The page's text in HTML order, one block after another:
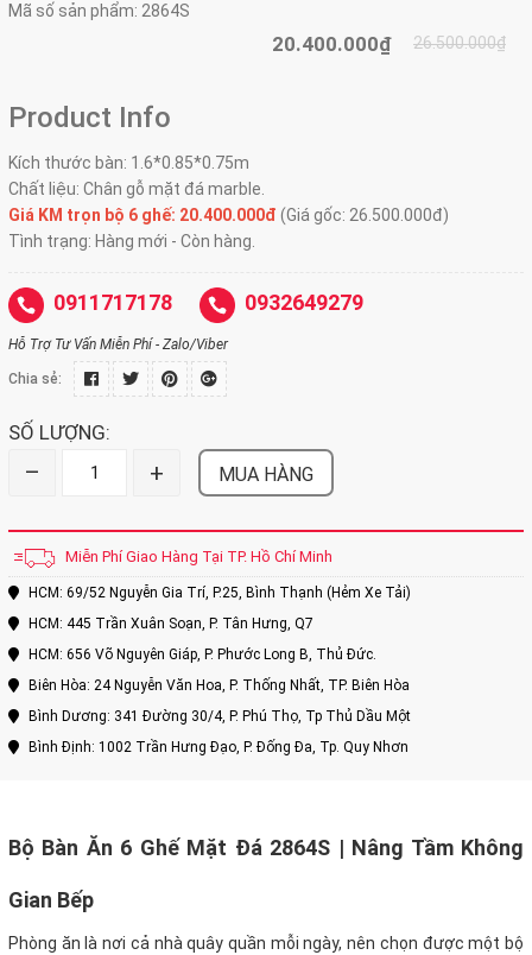
Mã số sản phẩm: 2864S
20.400.000₫ 26.500.000₫
Product Info
Kích thước bàn: 1.6*0.85*0.75m
Chất liệu: Chân gỗ mặt đá marble.
Giá KM trọn bộ 6 ghế: 20.400.000đ (Giá gốc: 26.500.000đ)
Tình trạng: Hàng mới - Còn hàng.
0911717178 0932649279
Hỗ Trợ Tư Vấn Miễn Phí - Zalo/Viber
Chia sẻ:
SỐ LƯỢNG:
– + MUA HÀNG
Miễn Phí Giao Hàng Tại TP. Hồ Chí Minh
HCM: 69/52 Nguyễn Gia Trí, P.25, Bình Thạnh (Hẻm Xe Tải)
HCM: 445 Trần Xuân Soạn, P. Tân Hưng, Q7
HCM: 656 Võ Nguyên Giáp, P. Phước Long B, Thủ Đức.
Biên Hòa: 24 Nguyễn Văn Hoa, P. Thống Nhất, TP. Biên Hòa
Bình Dương: 341 Đường 30/4, P. Phú Thọ, Tp Thủ Dầu Một
Bình Định: 1002 Trần Hưng Đạo, P. Đống Đa, Tp. Quy Nhơn
Bộ Bàn Ăn 6 Ghế Mặt Đá 2864S | Nâng Tầm Không
Gian Bếp
Phòng ăn là nơi cả nhà quây quần mỗi ngày, nên chọn được một bộ